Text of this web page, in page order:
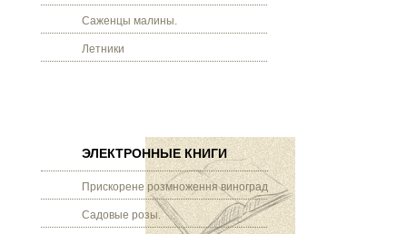
Саженцы малины.
Летники
ЭЛЕКТРОННЫЕ КНИГИ
Прискорене розмноження винограду.
Садовые розы.